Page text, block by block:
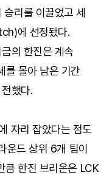
리를 이끌었고 세
에 선정됐다.
의 한진은 계속
를 몰아 남은 기간
했다.
자리 잡았다는 점도
운드 상위 6개 팀이
큼 한진 브리온은 LCK